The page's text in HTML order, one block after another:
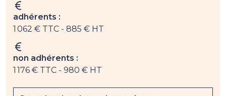
adhérents :
1 062 € TTC - 885 € HT
non adhérents :
1 176 € TTC - 980 € HT